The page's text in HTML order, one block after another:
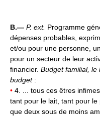
B.— P. ext. Programme
dépenses probables,
et/ou pour une personne,
pour un secteur de leur
financier. Budget familial, le
budget:
• 4. ... tous ces êtres
tant pour le lait, tant pour le
que deux sous de moins